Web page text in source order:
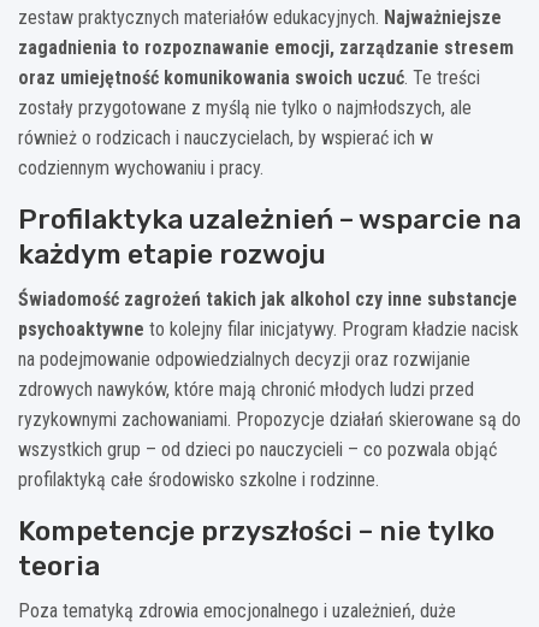
zestaw praktycznych materiałów edukacyjnych. Najważniejsze
zagadnienia to rozpoznawanie emocji, zarządzanie stresem
oraz umiejętność komunikowania swoich uczuć. Te treści
zostały przygotowane z myślą nie tylko o najmłodszych, ale
również o rodzicach i nauczycielach, by wspierać ich w
codziennym wychowaniu i pracy.
Profilaktyka uzależnień – wsparcie na
każdym etapie rozwoju
Świadomość zagrożeń takich jak alkohol czy inne substancje
psychoaktywne to kolejny filar inicjatywy. Program kładzie nacisk
na podejmowanie odpowiedzialnych decyzji oraz rozwijanie
zdrowych nawyków, które mają chronić młodych ludzi przed
ryzykownymi zachowaniami. Propozycje działań skierowane są do
wszystkich grup – od dzieci po nauczycieli – co pozwala objąć
profilaktyką całe środowisko szkolne i rodzinne.
Kompetencje przyszłości – nie tylko
teoria
Poza tematyką zdrowia emocjonalnego i uzależnień, duże